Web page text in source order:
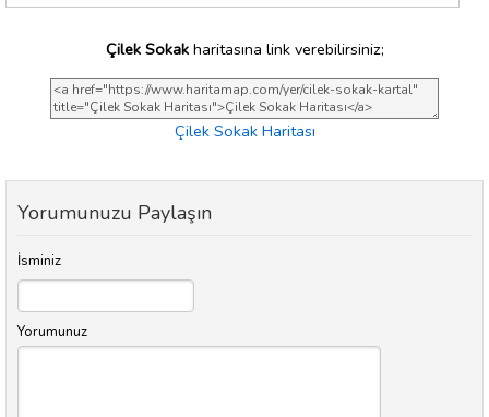
Çilek Sokakharitasına link verebilirsiniz;
Çilek Sokak Haritası
Yorumunuzu Paylaşın
İsminiz
Yorumunuz